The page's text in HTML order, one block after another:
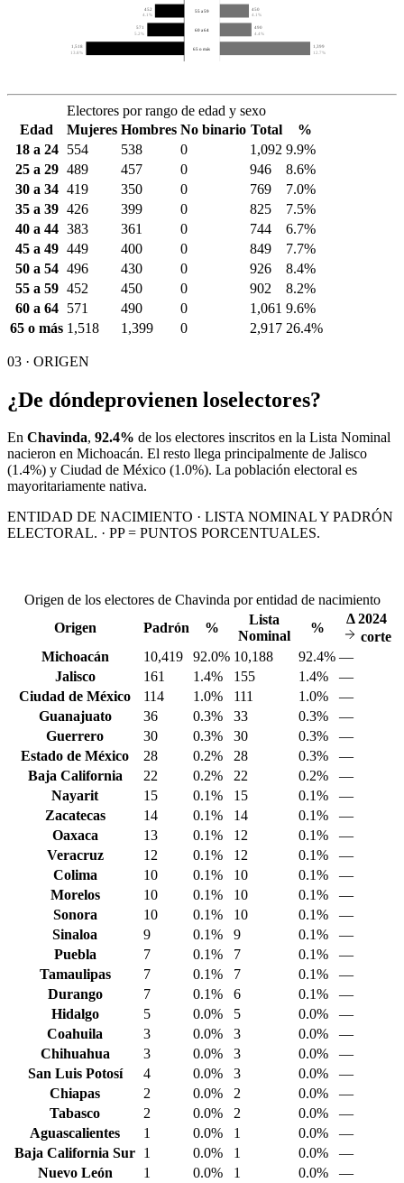
452
4.1%
450
4.1%
55 a 59
571
5.2%
490
4.4%
60 a 64
1,518
13.8%
1,399
12.7%
65 o más
Electores por rango de edad y sexo
Edad
Mujeres Hombres No binario Total
%
18 a 24
554 538 0 1,092 9.9%
25 a 29 489 457 0 946
8.6%
30 a 34 419 350 0 769
7.0%
35 a 39 426 399 0 825
7.5%
40 a 44 383 361 0 744
6.7%
45 a 49 449 400 0 849
7.7%
50 a 54 496 430 0 926
8.4%
55 a 59 452 450 0 902
8.2%
60 a 64
571 490 0 1,061 9.6%
65 o más 1,518 1,399 0 2,917 26.4%
03 · ORIGEN
¿De dóndeprovienen loselectores?
En Chavinda, 92.4% de los electores inscritos en la Lista Nominal
nacieron en Michoacán. El resto llega principalmente de Jalisco
(1.4%) y Ciudad de México (1.0%). La población electoral es
mayoritariamente nativa.
ENTIDAD DE NACIMIENTO · LISTA NOMINAL Y PADRÓN
ELECTORAL. · PP = PUNTOS PORCENTUALES.
Origen de los electores de Chavinda por entidad de nacimiento
Origen
Padrón %
Lista
Nominal
%
Δ2024
corte
Michoacán
10,419 92.0% 10,188 92.4% —
Jalisco
161 1.4% 155 1.4%
—
Ciudad de México
114 1.0% 111 1.0%
—
Guanajuato
36 0.3% 33 0.3%
—
Guerrero
30 0.3% 30 0.3%
—
Estado de México
28 0.2% 28 0.3%
—
Baja California
22 0.2% 22 0.2%
—
Nayarit
15 0.1% 15 0.1%
—
Zacatecas
14 0.1% 14 0.1%
—
Oaxaca
13 0.1% 12 0.1%
—
Veracruz
12 0.1% 12 0.1%
—
Colima
10 0.1% 10 0.1%
—
Morelos
10 0.1% 10 0.1%
—
Sonora
10 0.1% 10 0.1%
—
Sinaloa
9 0.1% 9 0.1%
—
Puebla
7 0.1% 7 0.1%
—
Tamaulipas
7 0.1% 7 0.1%
—
Durango
7 0.1% 6 0.1%
—
Hidalgo
5 0.0% 5 0.0%
—
Coahuila
3 0.0% 3 0.0%
—
Chihuahua
3 0.0% 3 0.0%
—
San Luis Potosí
4 0.0% 3 0.0%
—
Chiapas
2 0.0% 2 0.0%
—
Tabasco
2 0.0% 2 0.0%
—
Aguascalientes
1 0.0% 1 0.0%
—
Baja California Sur 1 0.0% 1 0.0%
—
Nuevo León
1 0.0% 1 0.0% —